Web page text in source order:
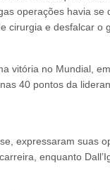
operações havia se
cirurgia e desfalcar o
vitória no Mundial,
40 pontos da
expressaram suas
enquanto